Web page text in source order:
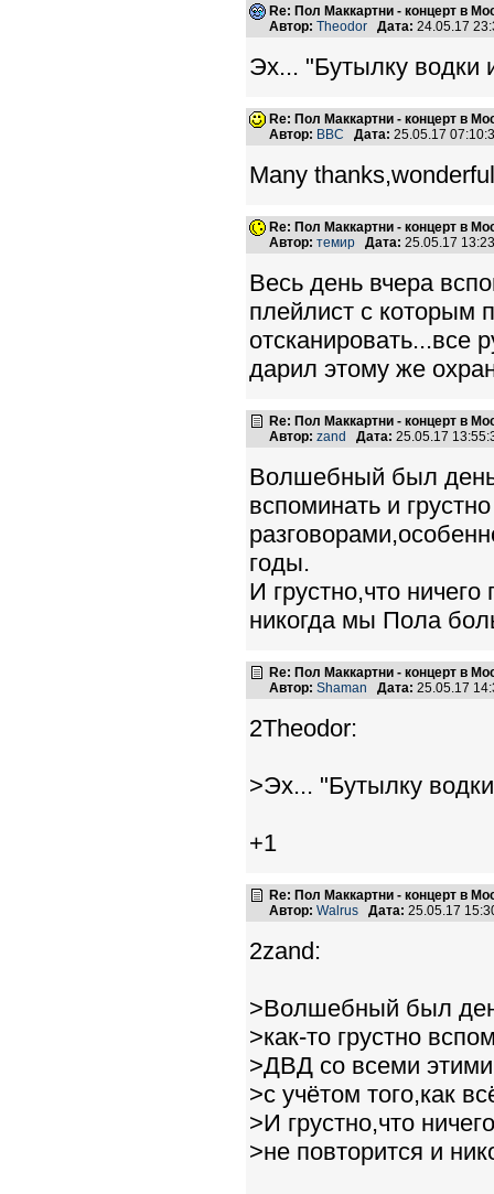
Re: Пол Маккартни - концерт в
Автор: Theodor Дата: 24.05.17
Эх... "Бутылку водки
Re: Пол Маккартни - концерт в
Автор: BBC Дата: 25.05.17
Many
Re: Пол Маккартни - концерт в
Автор: темир Дата: 25.05.17
Весь день вчера
плейлист с которым
отсканировать...все
дарил этому же
Re: Пол Маккартни - концерт в
Автор: zand Дата: 25.05.17
Волшебный был день
вспоминать и
годы.
И грустно,что
никогда мы Пола
Re: Пол Маккартни - концерт в
Автор: Shaman Дата: 25.05.17
2Theodor:
>Эх... "Бутылку
+1
Re: Пол Маккартни - концерт в
Автор: Walrus Дата: 25.05.17
2zand:
>Волшебный был
>как-то грустно
>ДВД со всеми
>с учётом того,как
>И грустно,что
>не повторится и